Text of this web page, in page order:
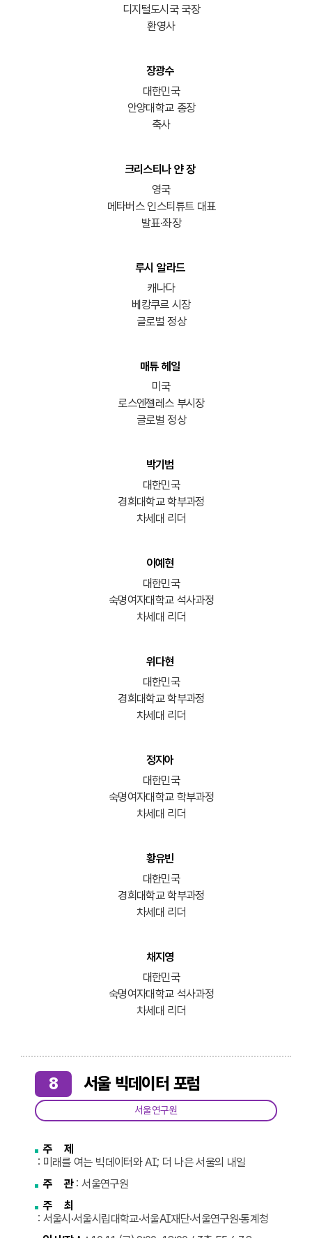
디지털도시국 국장
환영사
장광수
대한민국
안양대학교 총장
축사
크리스티나 얀 장
영국
메타버스 인스티튜트 대표
발표·좌장
루시 알라드
캐나다
베캉쿠르 시장
글로벌 정상
매튜 헤일
미국
로스엔젤레스 부시장
글로벌 정상
박기범
대한민국
경희대학교 학부과정
차세대 리더
이예현
대한민국
숙명여자대학교 석사과정
차세대 리더
위다현
대한민국
경희대학교 학부과정
차세대 리더
정지아
대한민국
숙명여자대학교 학부과정
차세대 리더
황유빈
대한민국
경희대학교 학부과정
차세대 리더
채지영
대한민국
숙명여자대학교 석사과정
차세대 리더
8 서울 빅데이터 포럼
서울연구원
주 제
: 미래를 여는 빅데이터와 AI; 더 나은 서울의 내일
주 관 : 서울연구원
주 최
: 서울시·서울시립대학교·서울AI재단·서울연구원·통계청